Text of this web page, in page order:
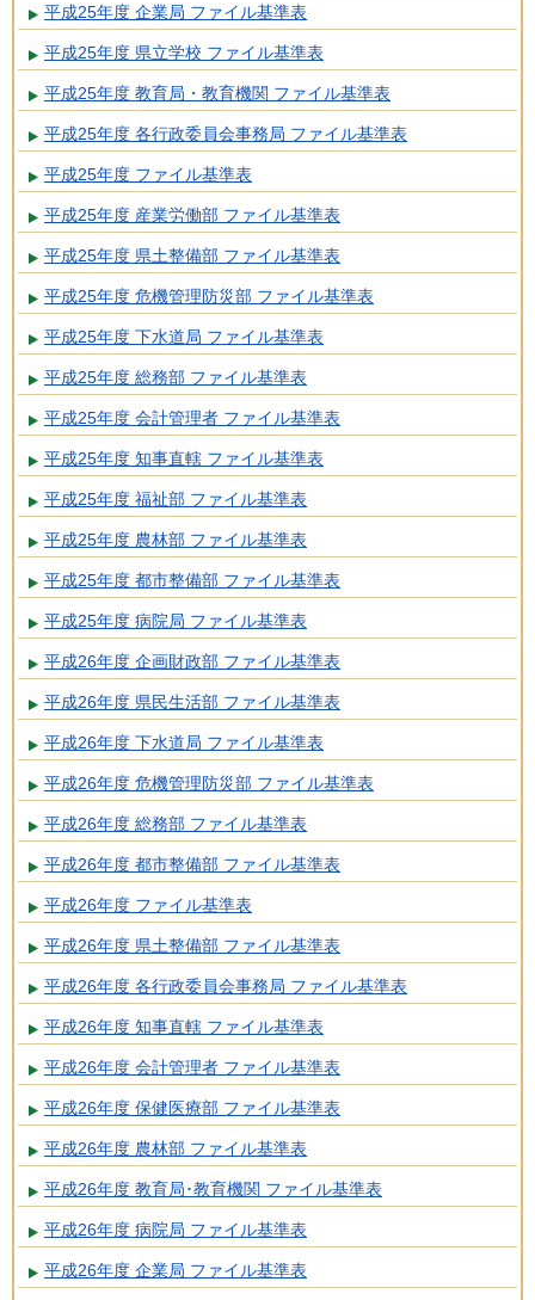
平成25年度 企業局 ファイル基準表
平成25年度 県立学校 ファイル基準表
平成25年度 教育局・教育機関 ファイル基準表
平成25年度 各行政委員会事務局 ファイル基準表
平成25年度 ファイル基準表
平成25年度 産業労働部 ファイル基準表
平成25年度 県土整備部 ファイル基準表
平成25年度 危機管理防災部 ファイル基準表
平成25年度 下水道局 ファイル基準表
平成25年度 総務部 ファイル基準表
平成25年度 会計管理者 ファイル基準表
平成25年度 知事直轄 ファイル基準表
平成25年度 福祉部 ファイル基準表
平成25年度 農林部 ファイル基準表
平成25年度 都市整備部 ファイル基準表
平成25年度 病院局 ファイル基準表
平成26年度 企画財政部 ファイル基準表
平成26年度 県民生活部 ファイル基準表
平成26年度 下水道局 ファイル基準表
平成26年度 危機管理防災部 ファイル基準表
平成26年度 総務部 ファイル基準表
平成26年度 都市整備部 ファイル基準表
平成26年度 ファイル基準表
平成26年度 県土整備部 ファイル基準表
平成26年度 各行政委員会事務局 ファイル基準表
平成26年度 知事直轄 ファイル基準表
平成26年度 会計管理者 ファイル基準表
平成26年度 保健医療部 ファイル基準表
平成26年度 農林部 ファイル基準表
平成26年度 教育局･教育機関 ファイル基準表
平成26年度 病院局 ファイル基準表
平成26年度 企業局 ファイル基準表